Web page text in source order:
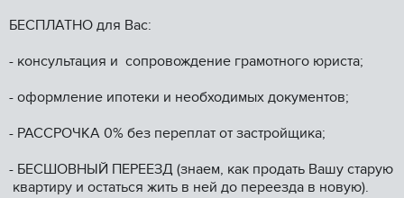
БЕСПЛАТНО для Вас:
- консультация и сопровождение грамотного юриста;
- оформление ипотеки и необходимых документов;
- РАССРОЧКА 0% без переплат от застройщика;
- БЕСШОВНЫЙ ПЕРЕЕЗД (знаем, как продать Вашу старую
квартиру и остаться жить в ней до переезда в новую).